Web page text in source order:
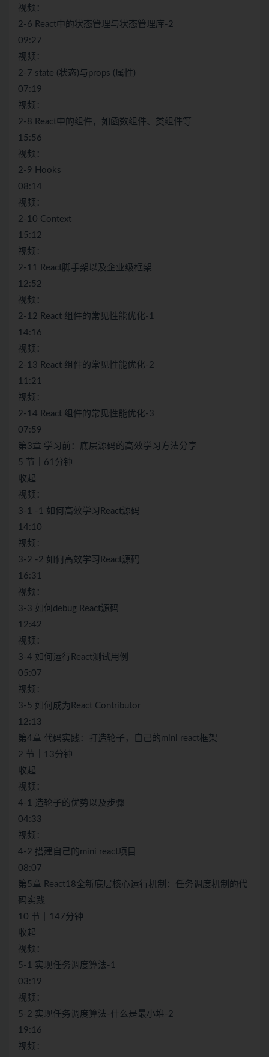
视频：
2-6 React中的状态管理与状态管理库-2
09:27
视频：
2-7 state (状态)与props (属性)
07:19
视频：
2-8 React中的组件，如函数组件、类组件等
15:56
视频：
2-9 Hooks
08:14
视频：
2-10 Context
15:12
视频：
2-11 React脚手架以及企业级框架
12:52
视频：
2-12 React 组件的常见性能优化-1
14:16
视频：
2-13 React 组件的常见性能优化-2
11:21
视频：
2-14 React 组件的常见性能优化-3
07:59
第3章 学习前：底层源码的高效学习方法分享
5 节｜61分钟
收起
视频：
3-1 -1 如何高效学习React源码
14:10
视频：
3-2 -2 如何高效学习React源码
16:31
视频：
3-3 如何debug React源码
12:42
视频：
3-4 如何运行React测试用例
05:07
视频：
3-5 如何成为React Contributor
12:13
第4章 代码实践：打造轮子，自己的mini react框架
2 节｜13分钟
收起
视频：
4-1 造轮子的优势以及步骤
04:33
视频：
4-2 搭建自己的mini react项目
08:07
第5章 React18全新底层核心运行机制：任务调度机制的代
码实践
10 节｜147分钟
收起
视频：
5-1 实现任务调度算法-1
03:19
视频：
5-2 实现任务调度算法-什么是最小堆-2
19:16
视频：